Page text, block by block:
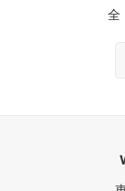
全